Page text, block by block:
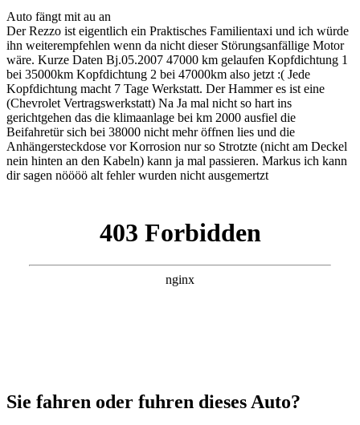
Auto fängt mit au an
Der Rezzo ist eigentlich ein Praktisches Familientaxi und ich würde
ihn weiterempfehlen wenn da nicht dieser Störungsanfällige Motor
wäre. Kurze Daten Bj.05.2007 47000 km gelaufen Kopfdichtung 1
bei 35000km Kopfdichtung 2 bei 47000km also jetzt :( Jede
Kopfdichtung macht 7 Tage Werkstatt. Der Hammer es ist eine
(Chevrolet Vertragswerkstatt) Na Ja mal nicht so hart ins
gerichtgehen das die klimaanlage bei km 2000 ausfiel die
Beifahretür sich bei 38000 nicht mehr öffnen lies und die
Anhängersteckdose vor Korrosion nur so Strotzte (nicht am Deckel
nein hinten an den Kabeln) kann ja mal passieren. Markus ich kann
dir sagen nöööö alt fehler wurden nicht ausgemertzt
Sie fahren oder fuhren dieses Auto?